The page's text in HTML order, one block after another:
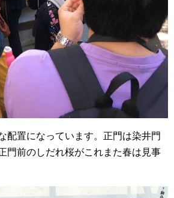
配置になっています。正門は染井門
門前のしだれ桜がこれまた春は見事